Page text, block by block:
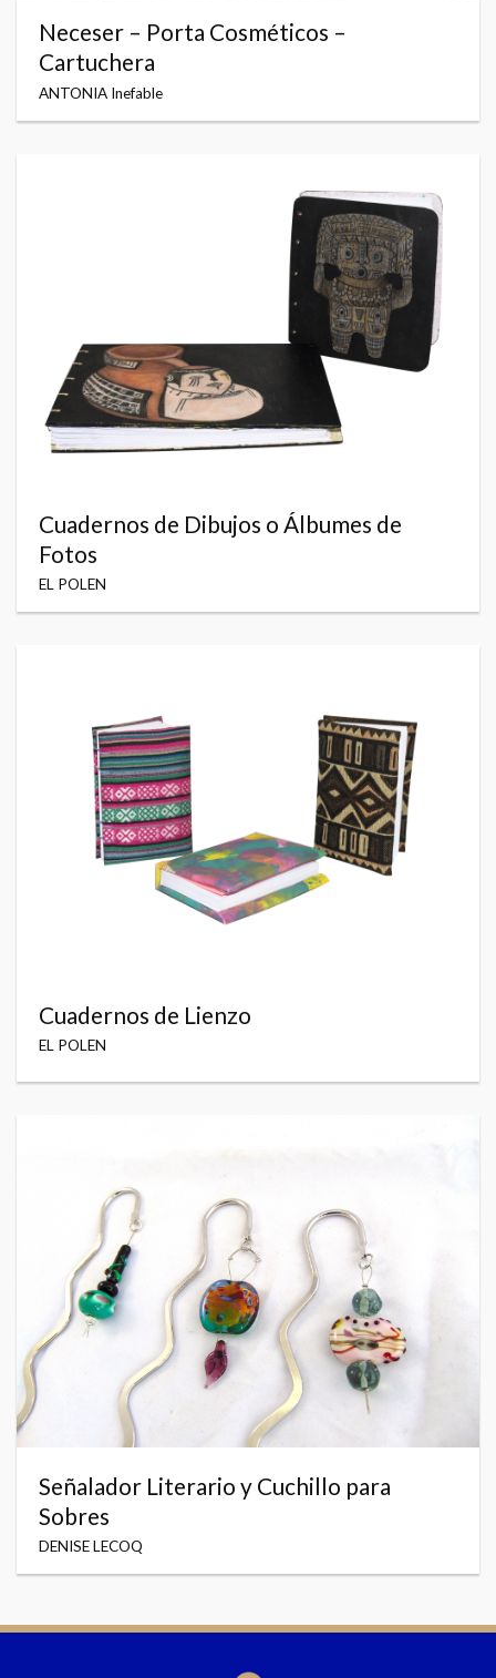
Neceser – Porta Cosméticos –
Cartuchera
ANTONIA Inefable
Cuadernos de Dibujos o Álbumes de
Fotos
EL POLEN
Cuadernos de Lienzo
EL POLEN
Señalador Literario y Cuchillo para
Sobres
DENISE LECOQ